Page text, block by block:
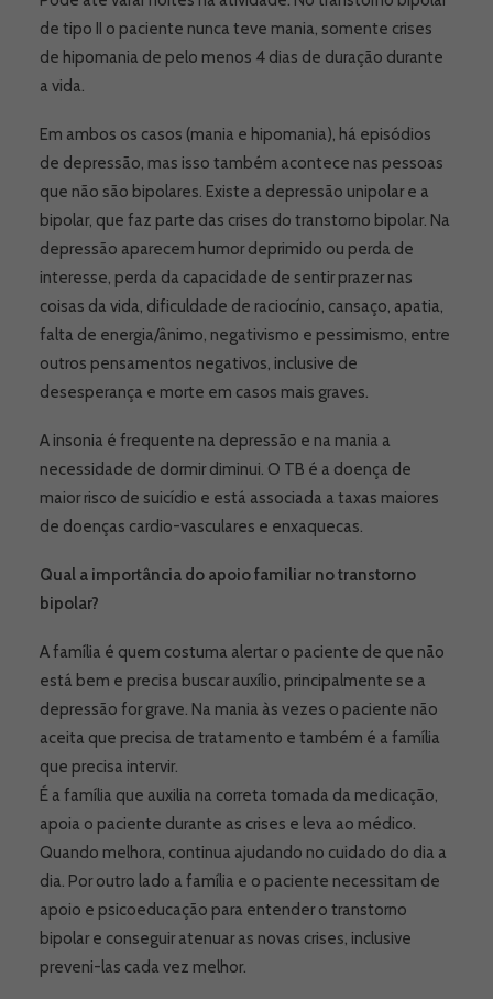
de tipo II o paciente nunca teve mania, somente crises
de hipomania de pelo menos 4 dias de duração durante
a vida.
Em ambos os casos (mania e hipomania), há episódios
de depressão, mas isso também acontece nas pessoas
que não são bipolares. Existe a depressão unipolar e a
bipolar, que faz parte das crises do transtorno bipolar. Na
depressão aparecem humor deprimido ou perda de
interesse, perda da capacidade de sentir prazer nas
coisas da vida, dificuldade de raciocínio, cansaço, apatia,
falta de energia/ânimo, negativismo e pessimismo, entre
outros pensamentos negativos, inclusive de
desesperança e morte em casos mais graves.
A insonia é frequente na depressão e na mania a
necessidade de dormir diminui. O TB é a doença de
maior risco de suicídio e está associada a taxas maiores
de doenças cardio-vasculares e enxaquecas.
Qual a importância do apoio familiar no transtorno
bipolar?
A família é quem costuma alertar o paciente de que não
está bem e precisa buscar auxílio, principalmente se a
depressão for grave. Na mania às vezes o paciente não
aceita que precisa de tratamento e também é a família
que precisa intervir.
É a família que auxilia na correta tomada da medicação,
apoia o paciente durante as crises e leva ao médico.
Quando melhora, continua ajudando no cuidado do dia a
dia. Por outro lado a família e o paciente necessitam de
apoio e psicoeducação para entender o transtorno
bipolar e conseguir atenuar as novas crises, inclusive
preveni-las cada vez melhor.